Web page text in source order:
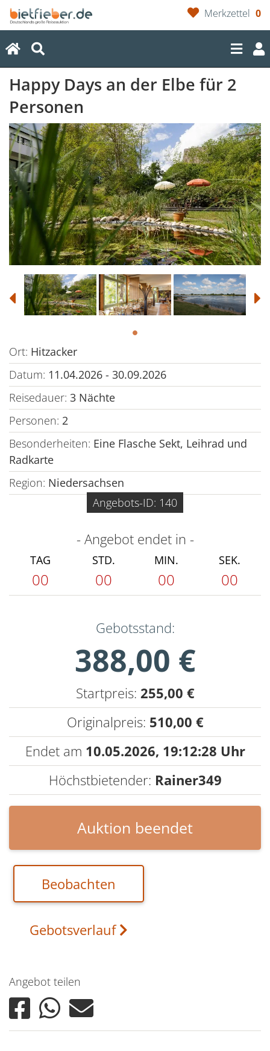
Merkzettel 0
(current)
Happy Days an der Elbe für 2
Personen
Ort: Hitzacker
Datum: 11.04.2026 - 30.09.2026
Reisedauer: 3 Nächte
Personen: 2
Besonderheiten: Eine Flasche Sekt, Leihrad und
Radkarte
Region: Niedersachsen
Angebots-ID: 140
- Angebot endet in -
TAG STD. MIN. SEK.
00 00 00 00
Gebotsstand:
388,00 €
Startpreis: 255,00 €
Originalpreis: 510,00 €
Endet am 10.05.2026, 19:12:28 Uhr
Höchstbietender: Rainer349
Auktion beendet
Beobachten
Gebotsverlauf
Angebot teilen